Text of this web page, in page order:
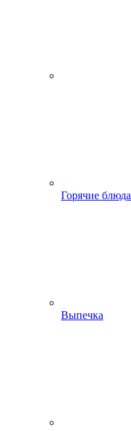
Горячие блюда
Выпечка